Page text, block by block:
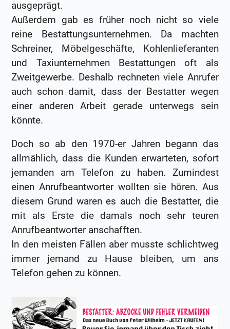
ausgeprägt.
Außerdem gab es früher noch nicht so viele
reine Bestattungsunternehmen. Da machten
Schreiner, Möbelgeschäfte, Kohlenlieferanten
und Taxiunternehmen Bestattungen oft als
Zweitgewerbe. Deshalb rechneten viele Anrufer
auch schon damit, dass der Bestatter wegen
einer anderen Arbeit gerade unterwegs sein
könnte.
Doch so ab den 1970-er Jahren begann das
allmählich, dass die Kunden erwarteten, sofort
jemanden am Telefon zu haben. Zumindest
einen Anrufbeantworter wollten sie hören. Aus
diesem Grund waren es auch die Bestatter, die
mit als Erste die damals noch sehr teuren
Anrufbeantworter anschafften.
In den meisten Fällen aber musste schlichtweg
immer jemand zu Hause bleiben, um ans
Telefon gehen zu können.